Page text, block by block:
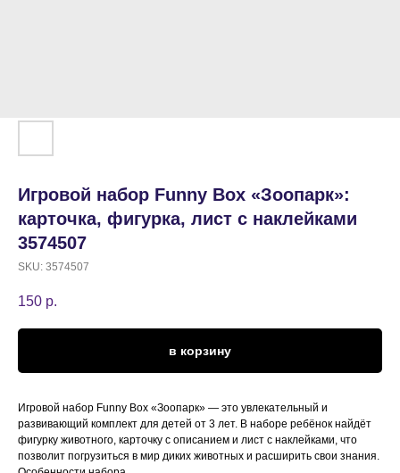
Игровой набор Funny Box «Зоопарк»:
карточка, фигурка, лист с наклейками
3574507
SKU: 3574507
150 р.
в корзину
Игровой набор Funny Box «Зоопарк» — это увлекательный и
развивающий комплект для детей от 3 лет. В наборе ребёнок найдёт
фигурку животного, карточку с описанием и лист с наклейками, что
позволит погрузиться в мир диких животных и расширить свои знания.